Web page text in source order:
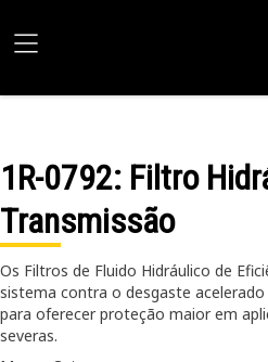
1R-0792: Filtro
Transmissão
Os Filtros de Fluido Hidráulico de
sistema contra o desgaste
para oferecer proteção maior em
severas.